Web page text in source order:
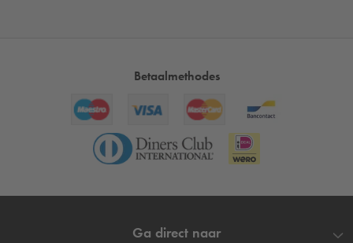
Betaalmethodes
Ga direct naar